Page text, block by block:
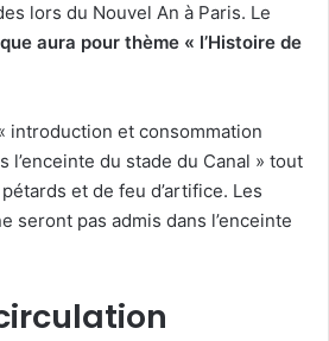
lors du Nouvel An à Paris. Le
aura pour thème « l’Histoire de
introduction et consommation
l’enceinte du stade du Canal » tout
et de feu d’artifice. Les
seront pas admis dans l’enceinte